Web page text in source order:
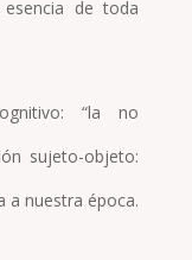
de toda
“la no
sujeto-objeto:
a nuestra época.